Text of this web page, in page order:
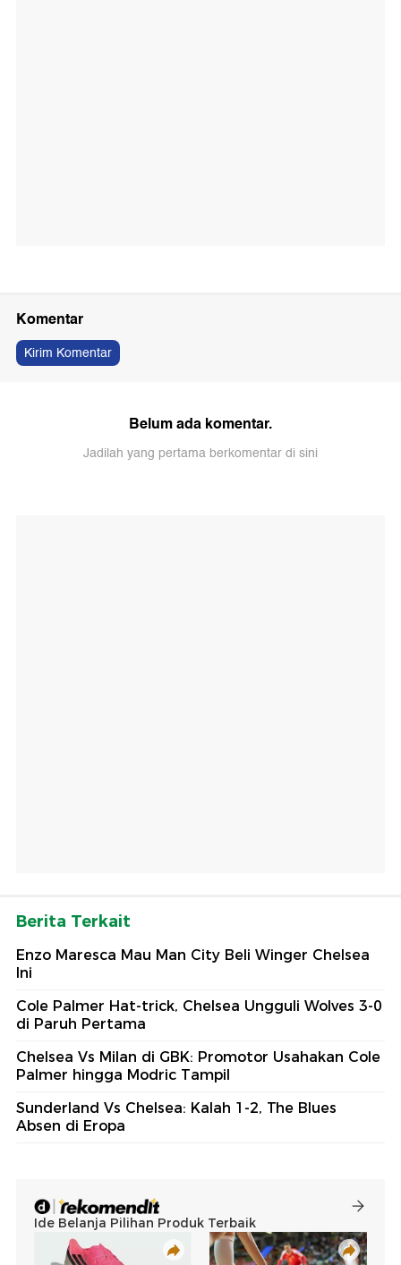
Komentar
Kirim Komentar
Belum ada komentar.
Jadilah yang pertama berkomentar di sini
Berita Terkait
Enzo Maresca Mau Man City Beli Winger Chelsea
Ini
Cole Palmer Hat-trick, Chelsea Ungguli Wolves 3-0
di Paruh Pertama
Chelsea Vs Milan di GBK: Promotor Usahakan Cole
Palmer hingga Modric Tampil
Sunderland Vs Chelsea: Kalah 1-2, The Blues
Absen di Eropa